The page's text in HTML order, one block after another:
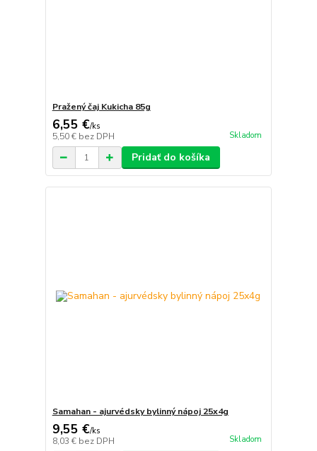
Pražený čaj Kukicha 85g
6,55 €/ks
5,50 € bez DPH Skladom
Pridať do košíka
Samahan - ajurvédsky bylinný nápoj 25x4g
9,55 €/ks
8,03 € bez DPH Skladom